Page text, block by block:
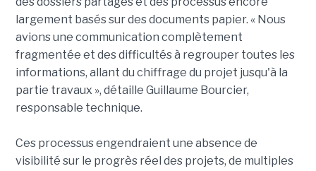
largement basés sur des documents papier. « Nous
avions une communication complètement
fragmentée et des difficultés à regrouper toutes les
informations, allant du chiffrage du projet jusqu'à la
partie travaux », détaille Guillaume Bourcier,
responsable technique.
Ces processus engendraient une absence de
visibilité sur le progrès réel des projets, de multiples